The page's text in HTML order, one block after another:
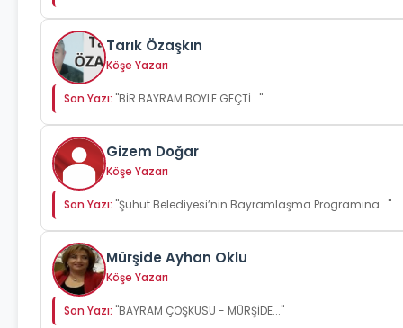
Tarık Özaşkın
Köşe Yazarı
Son Yazı: "BİR BAYRAM BÖYLE GEÇTİ..."
Gizem Doğar
Köşe Yazarı
Son Yazı: "Şuhut Belediyesi’nin Bayramlaşma Programına..."
Mürşide Ayhan Oklu
Köşe Yazarı
Son Yazı: "BAYRAM ÇOŞKUSU - MÜRŞİDE..."